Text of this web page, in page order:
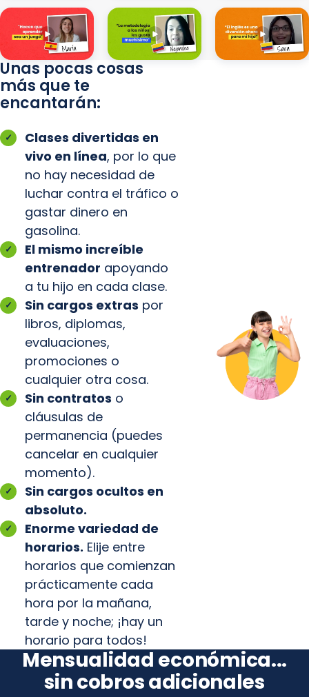
Unas pocas cosas
más que te
encantarán:
Clases divertidas en
vivo en línea, por lo que
no hay necesidad de
luchar contra el tráfico o
gastar dinero en
gasolina.
El mismo increíble
entrenador apoyando
a tu hijo en cada clase.
Sin cargos extras por
libros, diplomas,
evaluaciones,
promociones o
cualquier otra cosa.
Sin contratos o
cláusulas de
permanencia (puedes
cancelar en cualquier
momento).
Sin cargos ocultos en
absoluto.
Enorme variedad de
horarios. Elije entre
horarios que comienzan
prácticamente cada
hora por la mañana,
tarde y noche; ¡hay un
horario para todos!
Mensualidad económica...
sin cobros adicionales